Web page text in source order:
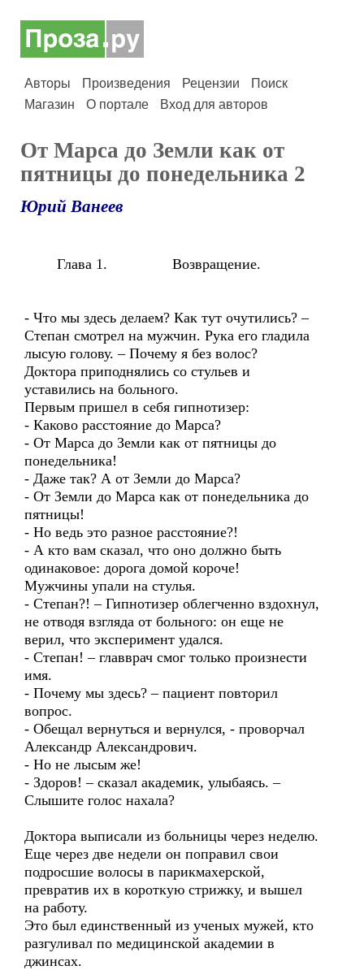
Авторы Произведения Рецензии
Поиск
Магазин
О портале Вход для авторов
От Марса до Земли как от
пятницы до понедельника 2
Юрий Ванеев
Глава 1. Возвращение.
- Что мы здесь делаем? Как тут очутились? –
Степан смотрел на мужчин. Рука его гладила
лысую голову. – Почему я без волос?
Доктора приподнялись со стульев и
уставились на больного.
Первым пришел в себя гипнотизер:
- Каково расстояние до Марса?
- От Марса до Земли как от пятницы до
понедельника!
- Даже так? А от Земли до Марса?
- От Земли до Марса как от понедельника до
пятницы!
- Но ведь это разное расстояние?!
- А кто вам сказал, что оно должно быть
одинаковое: дорога домой короче!
Мужчины упали на стулья.
- Степан?! – Гипнотизер облегченно вздохнул,
не отводя взгляда от больного: он еще не
верил, что эксперимент удался.
- Степан! – главврач смог только произнести
имя.
- Почему мы здесь? – пациент повторил
вопрос.
- Обещал вернуться и вернулся, - проворчал
Александр Александрович.
- Но не лысым же!
- Здоров! – сказал академик, улыбаясь. –
Слышите голос нахала?
Доктора выписали из больницы через неделю.
Еще через две недели он поправил свои
подросшие волосы в парикмахерской,
превратив их в короткую стрижку, и вышел
на работу.
Это был единственный из ученых мужей, кто
разгуливал по медицинской академии в
джинсах.